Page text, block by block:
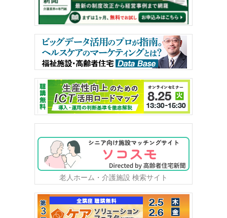
老人ホーム・介護施設 検索サイト